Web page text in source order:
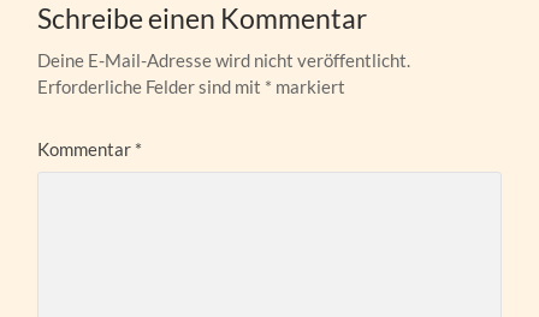
Schreibe einen Kommentar
Deine E-Mail-Adresse wird nicht veröffentlicht.
Erforderliche Felder sind mit * markiert
Kommentar *